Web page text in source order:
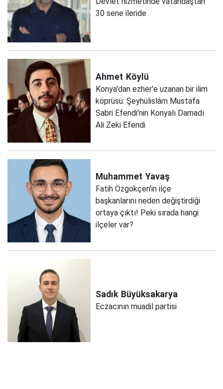
30 sene ileride
Ahmet Köylü
Konya'dan ezher'e uzanan bir ilim
köprüsü: Şeyhülislâm Mustafa
Sabri Efendi'nin Konyalı Damadı
Ali Zeki Efendi
Muhammet Yavaş
Fatih Özgökçen'in ilçe
başkanlarını neden değiştirdiği
ortaya çıktı! Peki sırada hangi
ilçeler var?
Sadık Büyüksakarya
Eczacının muadil partisi